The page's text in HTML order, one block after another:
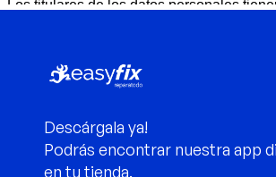
Descárgala ya!
Podrás encontrar nuestra app
en tu tienda.